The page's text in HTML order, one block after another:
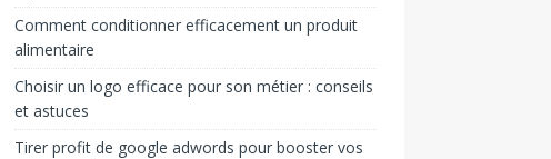
Comment conditionner efficacement un produit
alimentaire
Choisir un logo efficace pour son métier : conseils
et astuces
Tirer profit de google adwords pour booster vos